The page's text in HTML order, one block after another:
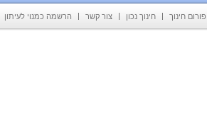
פורום חינוך חינוך נכון צור קשר הרשמה כמנוי לעיתון